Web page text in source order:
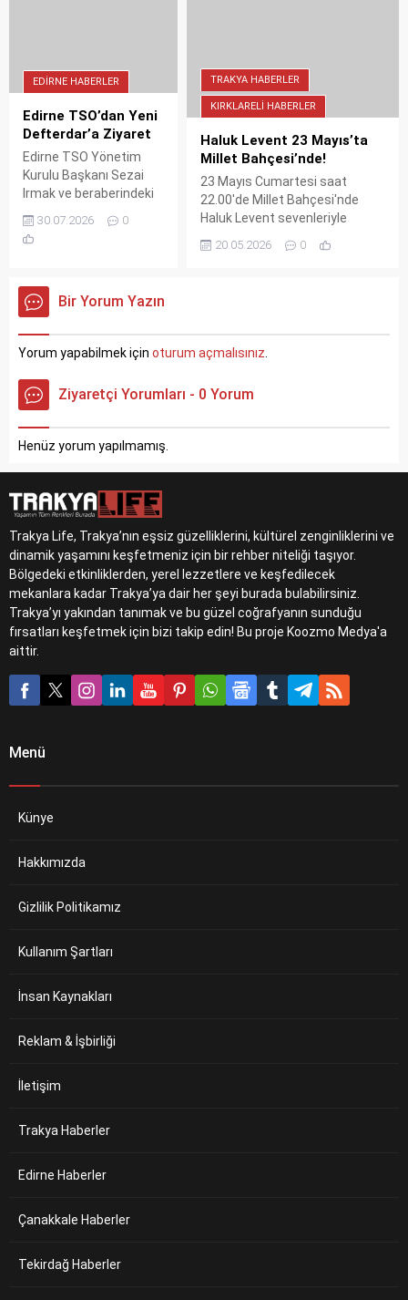
bölge tarımı ve sanayi
esnafı için yeni bir
dönemin kapılarını
araladı.
sürdürüyor.
EDIRNE HABERLER
Edirne TSO’dan Yeni
Defterdar’a Ziyaret
Edirne TSO Yönetim
Kurulu Başkanı Sezai
Irmak ve beraberindeki
başlayan Edirne
Defterdarı Ulvi Cantürk
hayırlı olsun dileklerini
sundu. Ziyarette iş
birliği ve dayanışma
mesajları ön plana çıktı.
30.07.2026 0
TRAKYA HABERLER
KIRKLARELI HABERLER
Haluk Levent 23 Mayıs’ta
Millet Bahçesi’nde!
23 Mayıs Cumartesi saat
22.00'de Millet Bahçesi'nde
Haluk Levent sevenleriyle
açık bu konser, unutulmaz bir
20.05.2026 0
Bir Yorum Yazın
Yorum yapabilmek için oturum açmalısınız
Ziyaretçi Yorumları - 0 Yorum
Henüz yorum yapılmamış.
Trakya Life, Trakya’nın eşsiz güzelliklerini, kültürel zenginliklerini ve
dinamik yaşamını keşfetmeniz için bir rehber niteliği taşıyor.
Bölgedeki etkinliklerden, yerel lezzetlere ve keşfedilecek
mekanlara kadar Trakya’ya dair her şeyi burada bulabilirsiniz.
Trakya’yı yakından tanımak ve bu güzel coğrafyanın sunduğu
fırsatları keşfetmek için bizi takip edin! Bu proje Koozmo Medya'a
aittir.
Menü
Künye
Hakkımızda
Gizlilik Politikamız
Kullanım Şartları
İnsan Kaynakları
Reklam & İşbirliği
İletişim
Trakya Haberler
Edirne Haberler
Çanakkale Haberler
Tekirdağ Haberler